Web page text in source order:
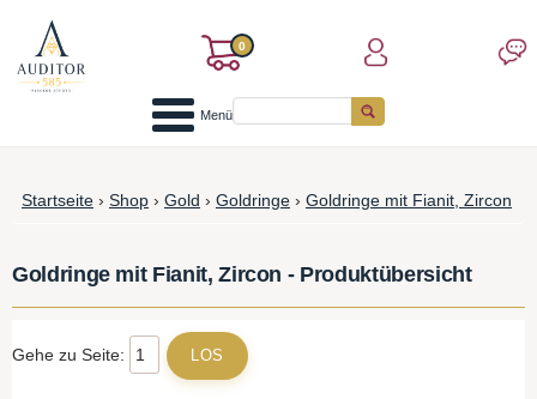
0
Menü
Startseite › Shop › Gold › Goldringe › Goldringe mit Fianit, Zircon
Goldringe mit Fianit, Zircon - Produktübersicht
Gehe zu Seite: